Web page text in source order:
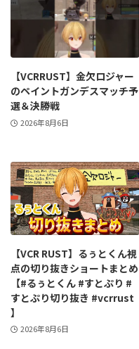
【VCRRUST】金欠ロジャー
のペイントガンデスマッチ予
選＆決勝戦
2026年8月6日
【VCR RUST】るぅとくん視
点の切り抜きショートまとめ
【#るぅとくん #すとぷり #
すとぷり切り抜き #vcrrust
】
2026年8月6日